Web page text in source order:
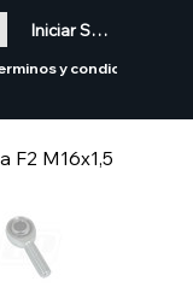
Iniciar Sesión
y condiciones
F2 M16x1,5